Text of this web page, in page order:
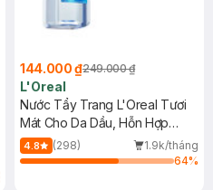
144.000 ₫249.000 ₫
L'Oreal
Nước Tẩy Trang L'Oreal Tươi
Mát Cho Da Dầu, Hỗn Hợp
400ml
4.8 (298)
1.9k/tháng
64%